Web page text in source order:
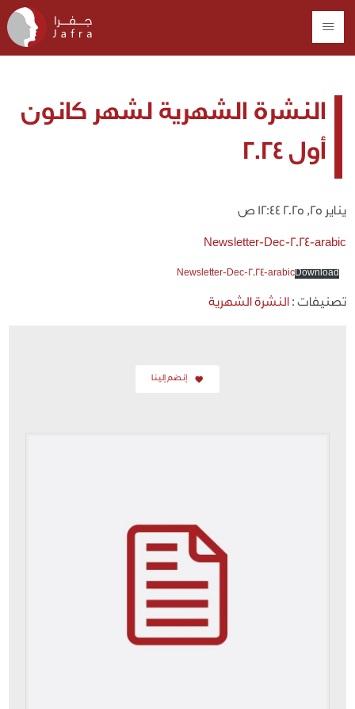
النشرة الشهرية لشهر كانون
أول 2024
يناير 25, 2025 12:44 ص
Newsletter-Dec-2024-arabic
Newsletter-Dec-2024-arabicDownload
تصنيفات :النشرة الشهرية
إنضم إلينا